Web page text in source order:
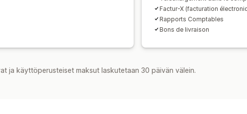
Factur-X (facturation
Rapports Comptables
Bons de livraison
ja käyttöperusteiset maksut laskutetaan 30 päivän välein.